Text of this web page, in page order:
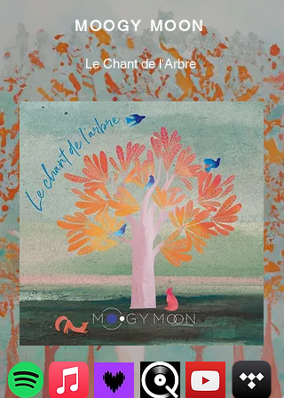
MOOGY MOON
Le Chant de l'Arbre